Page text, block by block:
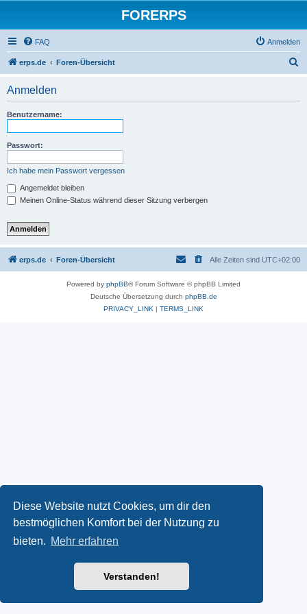
Diese Website nutzt Cookies, um dir den
bestmöglichen Komfort bei der Nutzung zu
bieten. Mehr erfahren
Verstanden!
FORERPS
FAQ Anmelden
erps.de Foren-Übersicht
Anmelden
Benutzername:
Passwort:
Ich habe mein Passwort vergessen
Angemeldet bleiben
Meinen Online-Status während dieser Sitzung verbergen
erps.de Foren-Übersicht Alle Zeiten sind UTC+02:00
Powered by phpBB® Forum Software © phpBB Limited
Deutsche Übersetzung durch phpBB.de
PRIVACY_LINK | TERMS_LINK